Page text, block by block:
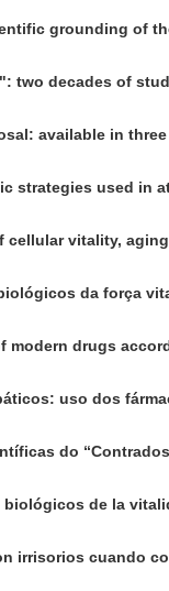
grounding of
two decades of
available in
strategies used in
vitality,
da força
modern drugs
uso dos
do
de la
irrisorios cuando